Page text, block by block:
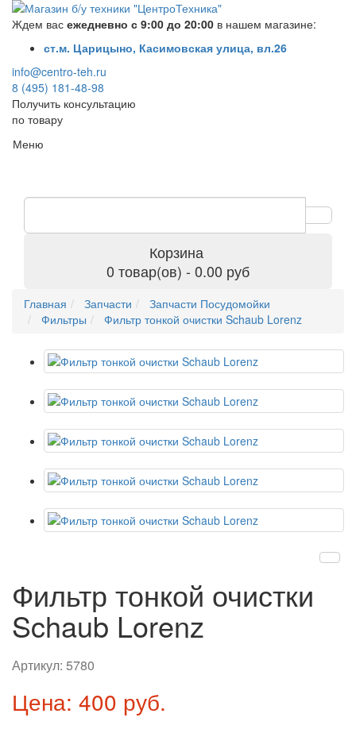
Ждем вас ежедневно с 9:00 до 20:00 в нашем магазине:
ст.м. Царицыно, Касимовская улица, вл.26
info@centro-teh.ru
8 (495) 181-48-98
Получить консультацию
по товару
Меню
Корзина
0 товар(ов) - 0.00 руб
Главная Запчасти
Запчасти Посудомойки
Фильтры
Фильтр тонкой очистки Schaub Lorenz
Фильтр тонкой очистки
Schaub Lorenz
Артикул: 5780
Цена: 400 руб.